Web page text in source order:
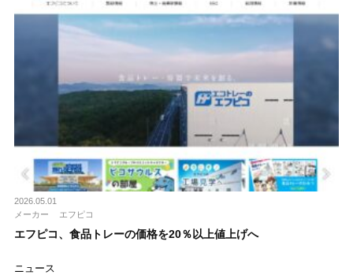
2026.05.01
メーカー
エフピコ
エフピコ、食品トレーの価格を20％以上値上げへ
ニュース